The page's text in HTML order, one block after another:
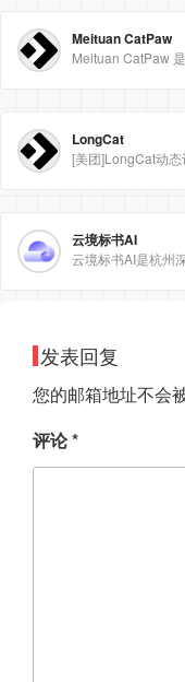
Meituan CatPaw
LongCat
云境标书AI
发表回复
您的邮箱地址不会
评论*